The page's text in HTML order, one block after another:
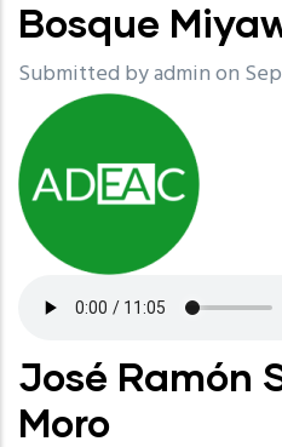
Bosque
Submitted byadminon
José Ramón
Moro